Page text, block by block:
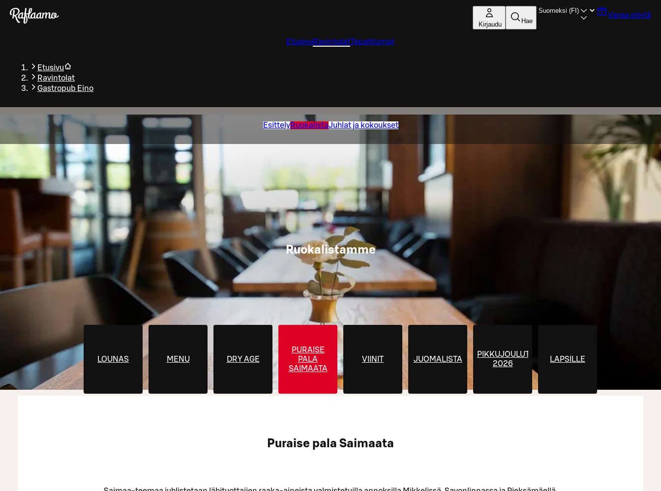
Siirry pääsisältöön
Kirjaudu Hae
Varaa pöytä
Etusivu RavintolatTapahtumat
Etusivu
Ravintolat
Gastropub Eino
EsittelyRuokalistaJuhlat ja kokoukset
Ruokalistamme
LOUNAS MENU DRY AGE
PURAISE
PALA
SAIMAATA
VIINIT JUOMALISTA
PIKKUJOULUT
2026
LAPSILLE
Puraise pala Saimaata